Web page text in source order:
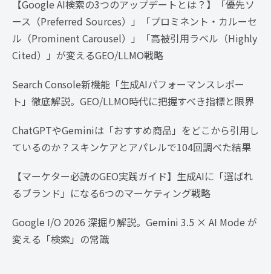
【Google AI検索の3つのアップデートとは？】「優先ソ
ース（Preferred Sources）」「プロミネント・カルーセ
ル（Prominent Carousel）」「高被引用ラベル（Highly
Cited）」が変えるGEO/LLMO戦略
Search Console新機能「生成AIパフォーマンスレポー
ト」徹底解説。GEO/LLMO時代に把握すべき指標と限界
ChatGPTやGeminiは「おすすめ商品」をどこから引用し
ているのか？スキンケアとアパレルで104回調べた結果
【マーケター必読のGEO実践ガイド】生成AIに「選ばれ
るブランド」になる6つのマーケティング戦略
Google I/O 2026 深掘り解説。Gemini 3.5 × AI Mode が
変える「検索」の常識